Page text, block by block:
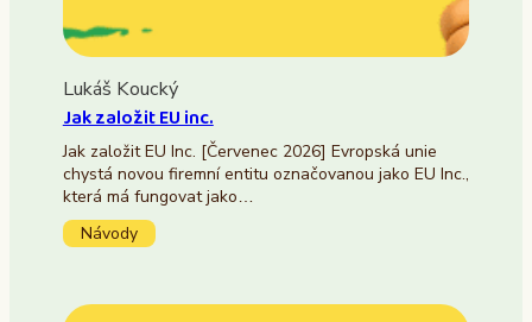
Lukáš Koucký
Jak založit EU inc.
Jak založit EU Inc. [Červenec 2026] Evropská unie
chystá novou firemní entitu označovanou jako EU Inc.,
která má fungovat jako…
Návody